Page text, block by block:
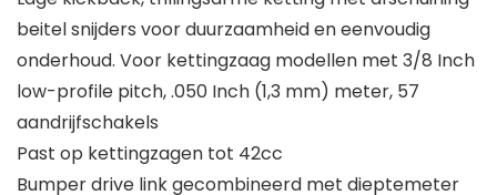
beitel snijders voor duurzaamheid en eenvoudig
onderhoud. Voor kettingzaag modellen met 3/8 Inch
low-profile pitch, .050 Inch (1,3 mm) meter, 57
aandrijfschakels
Past op kettingzagen tot 42cc
Bumper drive link gecombineerd met dieptemeter